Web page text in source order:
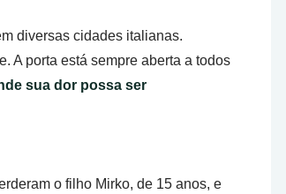
diversas cidades italianas.
A porta está sempre aberta a todos
sua dor possa ser
o filho Mirko, de 15 anos, e